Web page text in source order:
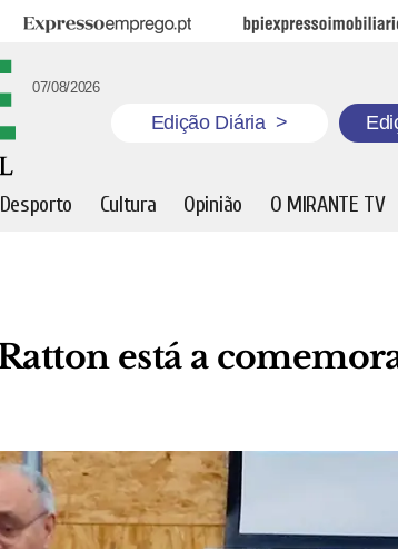
Expresso Emprego BPI Expresso
07/08/2026
Edição Diária >
Desporto Cultura Opinião O MIRANTE TV
está a